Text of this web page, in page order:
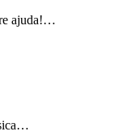
ajuda!…